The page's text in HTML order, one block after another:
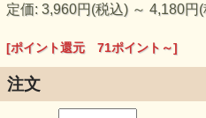
定価: 3,960円(税込) ～ 4,180円
[ポイント還元 71ポイント～]
注文